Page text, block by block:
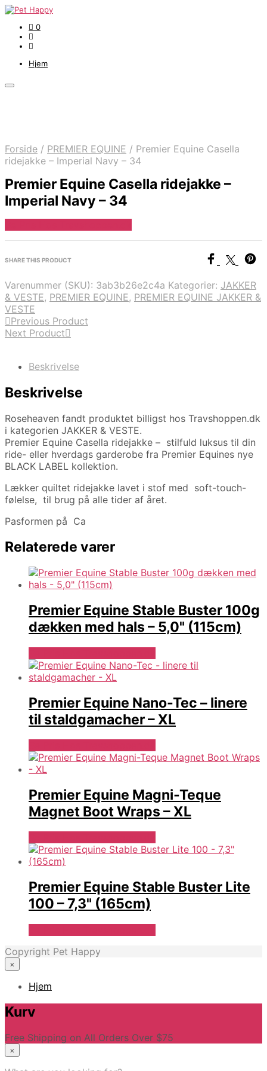
0
Hjem
Forside / PREMIER EQUINE / Premier Equine Casella
ridejakke – Imperial Navy – 34
Premier Equine Casella ridejakke –
Imperial Navy – 34
SHARE THIS PRODUCT
Varenummer (SKU): 3ab3b26e2c4a Kategorier: JAKKER
& VESTE, PREMIER EQUINE, PREMIER EQUINE JAKKER &
VESTE
Previous Product
Next Product
Beskrivelse
Beskrivelse
Roseheaven fandt produktet billigst hos Travshoppen.dk
i kategorien JAKKER & VESTE.
Premier Equine Casella ridejakke – stilfuld luksus til din
ride- eller hverdags garderobe fra Premier Equines nye
BLACK LABEL kollektion.
Lækker quiltet ridejakke lavet i stof med soft-touch-
følelse, til brug på alle tider af året.
Pasformen på Ca
Relaterede varer
Premier Equine Stable Buster 100g
dækken med hals – 5,0" (115cm)
Premier Equine Nano-Tec – linere
til staldgamacher – XL
Premier Equine Magni-Teque
Magnet Boot Wraps – XL
Premier Equine Stable Buster Lite
100 – 7,3" (165cm)
Copyright Pet Happy
×
Hjem
Kurv
Free Shipping on All Orders Over $75
×